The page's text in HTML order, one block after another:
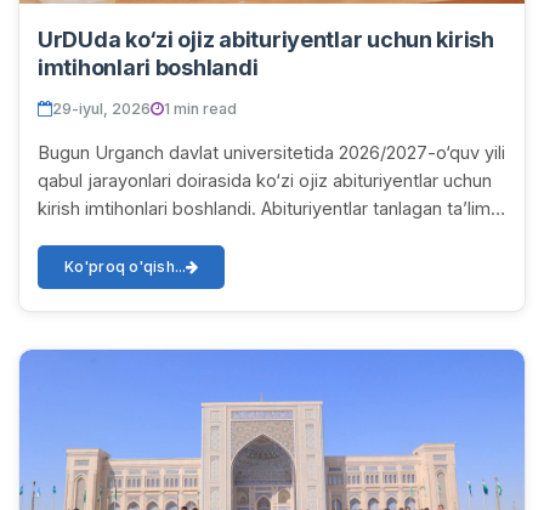
UrDUda ko‘zi ojiz abituriyentlar uchun kirish
imtihonlari boshlandi
29-iyul, 2026 1 min read
Bugun Urganch davlat universitetida 2026/2027-o‘quv yili
qabul jarayonlari doirasida ko‘zi ojiz abituriyentlar uchun
kirish imtihonlari boshlandi. Abituriyentlar tanlagan ta’lim
Ko'proq o'qish...